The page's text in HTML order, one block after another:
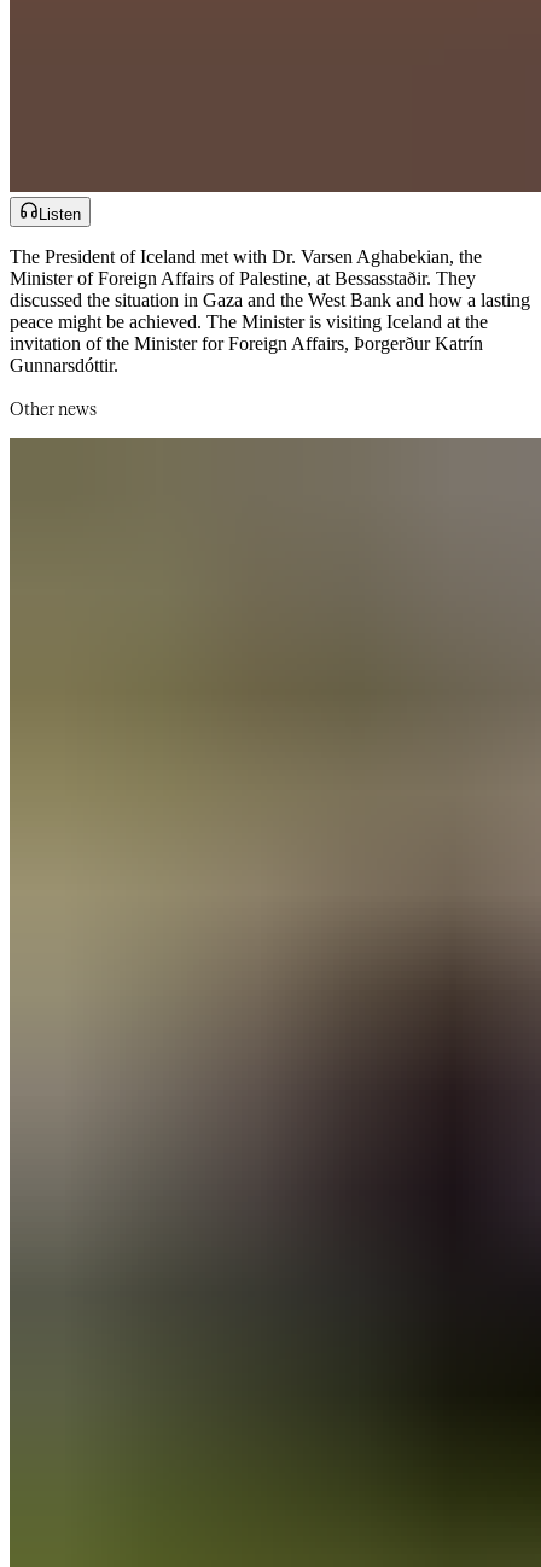
Listen
The President of Iceland met with Dr. Varsen Aghabekian, the
Minister of Foreign Affairs of Palestine, at Bessasstaðir. They
discussed the situation in Gaza and the West Bank and how a lasting
peace might be achieved. The Minister is visiting Iceland at the
invitation of the Minister for Foreign Affairs, Þorgerður Katrín
Gunnarsdóttir.​​​​‌ ‍ ​‍​‍‌‍ ‌ ​‍‌‍‍‌‌‍‌ ‌‍‍‌‌‍ ‍​‍​‍​ ‍‍​‍​‍‌ ​ ‌‍​‌‌‍ ‍‌‍‍‌‌ ‌​‌ ‍‌​‍ ‍‌‍‍‌‌‍ ​‍​‍​‍ ​​‍​‍‌‍‍​‌ ​‍‌‍‌‌‌‍‌‍​‍​‍​ ‍‍​‍​‍‌‍‍​‌ ‌​‌ ‌​‌ ​​‌ ​ ​‍ ​‍ ‌‍‌‍‌‍ ‌ ​‍‌ ​ ‌‍‌‌‌ ‌​‌‍‍‌​‍ ‌‌‍‍‌‌ ​ ‌‍ ​‌‍​‌‌‍ ‍‌‍‌​‌ ​ ​‍ ‍‌ ‌‍‌‍‌‌‌ ​‍‌‍​ ‌‍‌‌‌‍ ​​‍ ‍‌‍​‌‌ ​​‌ ​​​‍ ‌ ​ ‌ ‌​‌ ‌‌‌‍‌​‌‍‍‌‌‍ ​‍ ‌‍‍‌‌‍ ‍‌ ‌​‌‍‌‌‌‍ ‍‌ ‌​​‍ ‌‍‌‌‌‍‌​‌‍‍‌‌ ‌​​‍ ‌‍ ‌‌‍ ‌‍‌​‌‍‌‌​ ‌‌ ​​‌ ​‍‌‍‌‌‌ ​ ‌‍‌‌‌‍ ‍‌ ‌​‌‍​‌‌ ‌​‌‍‍‌‌‍ ‌‍ ‍​ ‍ ‌‍‍‌‌‍‌​​ ‌​ ‌​​ ‌‍​ ‌​​ ​‌​ ‌‌​ ‍‌​ ‌​​ ​‍​‍ ‌​ ‌ ​ ‌​‌‍​‍​ ‍​​‍ ‌​ ‌​‌‍‌​‌‍​‍​ ‌​​‍ ‌‌‍​‌‌‍​‍‌‍​‌​ ‌​​‍ ‌​ ‌ ​ ​‌​ ‌ ​ ‌ ‌‍‌‍​ ​‌​ ‍​​ ‍‌​ ​‌​ ‌ ​ ‍‌​ ‌‍​ ‍ ‌ ‌​‌ ‍‌‌ ​​‌‍‌‌​ ‌‌‍ ‍‌‍‌‌‌ ‌ ‌ ​ ​ ‍ ‌ ​​‌‍​‌‌ ‌​‌‍‍​​ ‌‌ ​​‌‍​‌‌‍‌ ‌‍‌‌‌​​‍‌ ‌‌‌‍‍‌‌‍ ​‌‍‌​‌‍‌‌‌ ​‍​‍‌‌​ ‌‌‌​​‍‌‌ ‌‍‍ ‌‍‌‌‌ ‍‌​‍‌‌​ ​ ‌​‌​​‍‌‌​ ​ ‌​‌​​‍‌‌​ ​‍​ ​‍‌ ​‍‌‍‍‌‌‍​ ‌‍‍​‌ ‌​‌‍‌‌‌ ‍​‌ ‌​​‍ ‌‌ ‌​‌ ​ ‌ ‌ ‌ ​‌‌‍‍‍‌ ‍‍‌‍‌ ‌ ‌‍‌‍‍ ​‍‌‌​ ​‍​ ​‍​‍‌‌​ ‌‌‌​‌​​‍ ‍‌‍​ ‌‍ ‌‍ ‍‌ ‌​‌‍‌‌‌‍ ‍‌ ‌​​‍‌‌​ ‌‌‌​​‍‌‌ ‌‍‍ ‌‍‌‌‌ ‍‌​‍‌‌​ ​ ‌​‌​​‍‌‌​ ​ ‌​‌​​‍‌‌​ ​‍​ ​‍​ ‍​​ ‌​‌‍​‍​ ‌ ​ ‍​‌‍​ ​ ​‍‌‍​‍​ ‌​‌‍‌​​ ​ ​ ​ ​‍‌‌​ ​‍​ ​‍​‍‌‌​ ‌‌‌​‌​​‍ ‍‌‍​ ‌‍‍​‌‍‍‌‌‍ ​‌‍‌​‌ ​‍‌‍‌‌‌‍ ‍​‍‌‌​ ‌‌‌​​‍‌‌ ‌‍‍ ‌‍‌‌‌ ‍‌​‍‌‌​ ​ ‌​‌​​‍‌‌​ ​ ‌​‌​​‍‌‌​ ​‍​ ​‍‌‍‌‌​ ​‌​ ‌​‌‍​‌​ ​‍​ ‍​‌‍​‌‌‍‌‍‌‍‌‌‌‍‌‍​ ​ ​ ‍‌​‍‌‌​ ​‍​ ​‍​‍‌‌​ ‌‌‌​‌​​‍ ‍‌ ‌​‌‍‌‌‌ ‍​‌ ‌​​ ‌‍​‍‌‍​‌‌ ​ ‌‍‌‌‌‌‌‌‌ ​‍‌‍ ​​ ‌‌‍‍​‌ ‌​‌ ‌​‌ ​​‌ ​ ​‍‌‌​ ​‍‌​‌‍​‍‌‌​ ​‍‌​‌‍‌‍‌‍‌‍ ‌ ​‍‌ ​ ‌‍‌‌‌ ‌​‌‍‍‌​‍ ‌‌‍‍‌‌ ​ ‌‍ ​‌‍​‌‌‍ ‍‌‍‌​‌ ​ ​‍ ‍‌ ‌‍‌‍‌‌‌ ​‍‌‍​ ‌‍‌‌‌‍ ​​‍ ‍‌‍​‌‌ ​​‌ ​​​‍‌‌​ ​‍‌​‌‍‌ ​ ‌ ‌​‌ ‌‌‌‍‌​‌‍‍‌‌‍ ​‍‌‍‌‍‍‌‌‍‌​​ ‌​ ‌​​ ‌‍​ ‌​​ ​‌​ ‌‌​ ‍‌​ ‌​​ ​‍​‍ ‌​ ‌ ​ ‌​‌‍​‍​ ‍​​‍ ‌​ ‌​‌‍‌​‌‍​‍​ ‌​​‍ ‌‌‍​‌‌‍​‍‌‍​‌​ ‌​​‍ ‌​ ‌ ​ ​‌​ ‌ ​ ‌ ‌‍‌‍​ ​‌​ ‍​​ ‍‌​ ​‌​ ‌ ​ ‍‌​ ‌‍​‍‌‍‌ ‌​‌ ‍‌‌ ​​‌‍‌‌​ ‌‌‍ ‍‌‍‌‌‌ ‌ ‌ ​ ​‍‌‍‌ ​​‌‍​‌‌ ‌​‌‍‍​​ ‌‌ ​​‌‍​‌‌‍‌ ‌‍‌‌‌​​‍‌ ‌‌‌‍‍‌‌‍ ​‌‍‌​‌‍‌‌‌ ​‍​‍‌‌​ ‌‌‌​​‍‌‌ ‌‍‍ ‌‍‌‌‌ ‍‌​‍‌‌​ ​ ‌​‌​​‍‌‌​ ​ ‌​‌​​‍‌‌​ ​‍​ ​‍‌ ​‍‌‍‍‌‌‍​ ‌‍‍​‌ ‌​‌‍‌‌‌ ‍​‌ ‌​​‍ ‌‌ ‌​‌ ​ ‌ ‌ ‌ ​‌‌‍‍‍‌ ‍‍‌‍‌ ‌ ‌‍‌‍‍ ​‍‌‌​ ​‍​ ​‍​‍‌‌​ ‌‌‌​‌​​‍ ‍‌‍​ ‌‍ ‌‍ ‍‌ ‌​‌‍‌‌‌‍ ‍‌ ‌​​‍‌‌​ ‌‌‌​​‍‌‌ ‌‍‍ ‌‍‌‌‌ ‍‌​‍‌‌​ ​ ‌​‌​​‍‌‌​ ​ ‌​‌​​‍‌‌​ ​‍​ ​‍​ ‍​​ ‌​‌‍​‍​ ‌ ​ ‍​‌‍​ ​ ​‍‌‍​‍​ ‌​‌‍‌​​ ​ ​ ​ ​‍‌‌​ ​‍​ ​‍​‍‌‌​ ‌‌‌​‌​​‍ ‍‌‍​ ‌‍‍​‌‍‍‌‌‍ ​‌‍‌​‌ ​‍‌‍‌‌‌‍ ‍​‍‌‌​ ‌‌‌​​‍‌‌ ‌‍‍ ‌‍‌‌‌ ‍‌​‍‌‌​ ​ ‌​‌​​‍‌‌​ ​ ‌​‌​​‍‌‌​ ​‍​ ​‍‌‍‌‌​ ​‌​ ‌​‌‍​‌​ ​‍​ ‍​‌‍​‌‌‍‌‍‌‍‌‌‌‍‌‍​ ​ ​ ‍‌​‍‌‌​ ​‍​ ​‍​‍‌‌​ ‌‌‌​‌​​‍ ‍‌ ‌​‌‍‌‌‌ ‍​‌ ‌​​‍‌‍‌ ​​‌‍‌‌‌ ​‍‌ ​ ‌ ​​‌‍‌‌‌‍​ ‌ ‌​‌‍‍‌‌ ‌‍‌‍‌‌​ ‌‌ ​​‌ ‌‌‌‍​‍‌‍ ​‌‍‍‌‌ ​ ‌‍‍​‌‍‌‌‌‍‌​​‍​‍‌ ‌
Other news